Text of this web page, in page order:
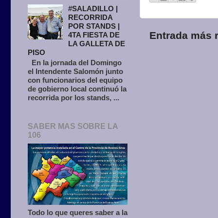
Entrada más
#SALADILLO |
RECORRIDA
POR STANDS |
4TA FIESTA DE
LA GALLETA DE
PISO
En la jornada del Domingo
el Intendente Salomón junto
con funcionarios del equipo
de gobierno local continuó la
recorrida por los stands, ...
SABER MAS SOBRE LA
106
Todo lo que queres saber a la